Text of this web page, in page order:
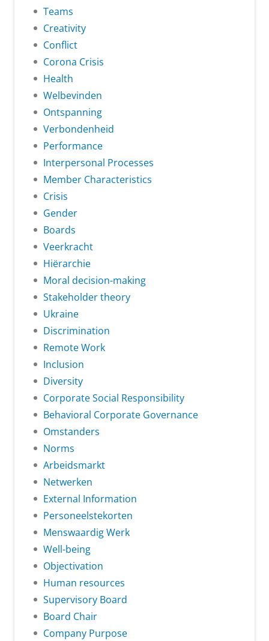
Teams
Creativity
Conflict
Corona Crisis
Health
Welbevinden
Ontspanning
Verbondenheid
Performance
Interpersonal Processes
Member Characteristics
Crisis
Gender
Boards
Veerkracht
Hiërarchie
Moral decision-making
Stakeholder theory
Ukraine
Discrimination
Remote Work
Inclusion
Diversity
Corporate Social Responsibility
Behavioral Corporate Governance
Omstanders
Norms
Arbeidsmarkt
Netwerken
External Information
Personeelstekorten
Menswaardig Werk
Well-being
Objectivation
Human resources
Supervisory Board
Board Chair
Company Purpose